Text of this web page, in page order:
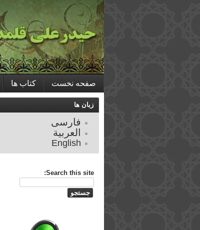
صفحه نخست کتاب ها
زبان ها
فارسی
العربية
English
Search this site: